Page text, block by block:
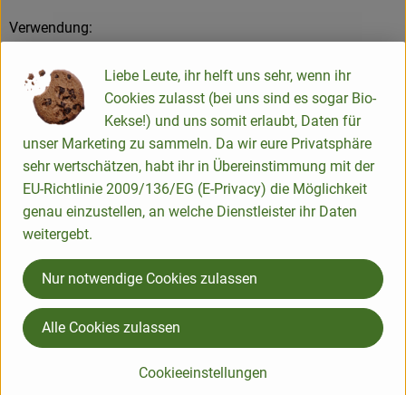
Verwendung:
schmackhaften Salaten, Aufläufen und Bratscheiben.Er ist
auch ein beliebtes Würzmittel für Soßen und Suppen.
Auch getrocknete Knollen und Blätter lassen sich gut
verwenden.
Es wird ein langes, scharfes Messer und ein Spaten oder eine
Grabegabel benötigt.
Je nach Bedarf kann der Sellerie mit oder ohne Laub
geerntet werden.
Dazu mit der Grabegabel unter der Knolle einstechen und
diese dann lockern. Die Erde wird kräftig abgeschüttelt. Das
umfangreiche Wurzelwerk vorsichtig abschneiden.
Liebe Leute, ihr helft uns sehr, wenn ihr
Cookies zulasst (bei uns sind es sogar Bio-
Kekse!) und uns somit erlaubt, Daten für
unser Marketing zu sammeln. Da wir eure Privatsphäre
sehr wertschätzen, habt ihr in Übereinstimmung mit der
EU-Richtlinie 2009/136/EG (E-Privacy) die Möglichkeit
genau einzustellen, an welche Dienstleister ihr Daten
weitergebt.
Cookieeinstellungen
Nur notwendige Cookies zulassen
Alle Cookies zulassen